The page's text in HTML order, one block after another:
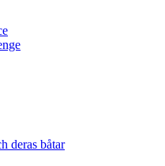
deras båtar